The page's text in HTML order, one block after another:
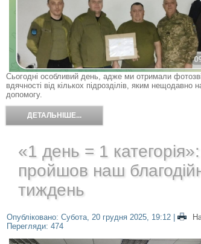
Сьогодні особливий день, адже ми отримали
вдячності від кількох підрозділів, яким нещодавно
допомогу.
ДЕТАЛЬНІШЕ...
«1 день = 1
пройшов наш
тиждень
Опубліковано: Субота, 20 грудня 2025, 19:12|
Перегляди: 474